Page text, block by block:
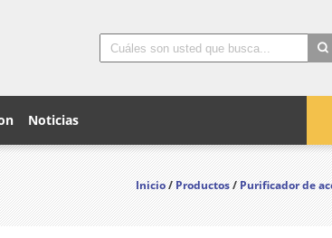
Noticias
Inicio/Productos/Purificador de